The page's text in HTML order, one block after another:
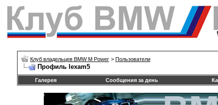
Клуб владельцев BMW M Power > Пользователи
Профиль lexam5
Галерея Сообщения за день